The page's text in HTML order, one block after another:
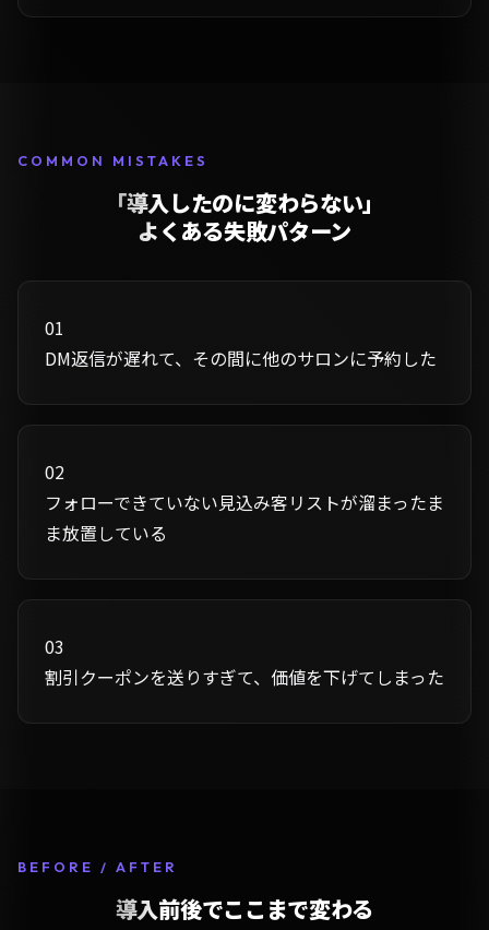
COMMON MISTAKES
「導入したのに変わらない」
よくある失敗パターン
01
DM返信が遅れて、その間に他のサロンに予約した
02
フォローできていない見込み客リストが溜まったま
ま放置している
03
割引クーポンを送りすぎて、価値を下げてしまった
BEFORE / AFTER
導入前後でここまで変わる